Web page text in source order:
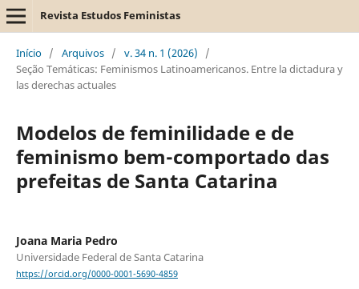
Revista Estudos Feministas
Início / Arquivos / v. 34 n. 1 (2026)
/
Seção Temáticas: Feminismos Latinoamericanos. Entre la dictadura y
las derechas actuales
Modelos de feminilidade e de
feminismo bem-comportado das
prefeitas de Santa Catarina
Joana Maria Pedro
Universidade Federal de Santa Catarina
https://orcid.org/0000-0001-5690-4859